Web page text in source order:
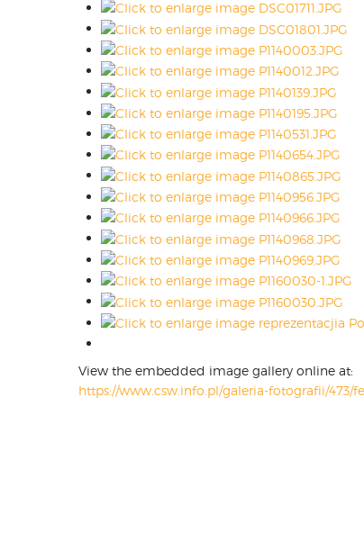
View the embedded image gallery online at:
https://www.csw.info.pl/galeria-fotografii/